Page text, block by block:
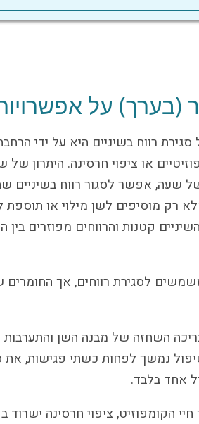
(בערך) על
רווח בשיניים היא על ידי
או ציפוי חרסינה. היתרון של
שעה, אפשר לסגור רווח בשיניים
רק מוסיפים לשן מילוי או תוספת
קטנות והרווחים מפוזרים בין
לסגירת רווחים, אך החומרים
השחזה של מבנה השן
נמשך לפחות כשתי פגישות, את
אחד בלבד.
הקומפוזיט, ציפוי חרסינה